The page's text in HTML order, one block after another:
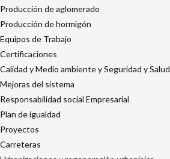
Producción de aglomerado
Producción de hormigón
Equipos de Trabajo
Certificaciones
Calidad y Medio ambiente y Seguridad y Salud
Mejoras del sistema
Responsabilidad social Empresarial
Plan de igualdad
Proyectos
Carreteras